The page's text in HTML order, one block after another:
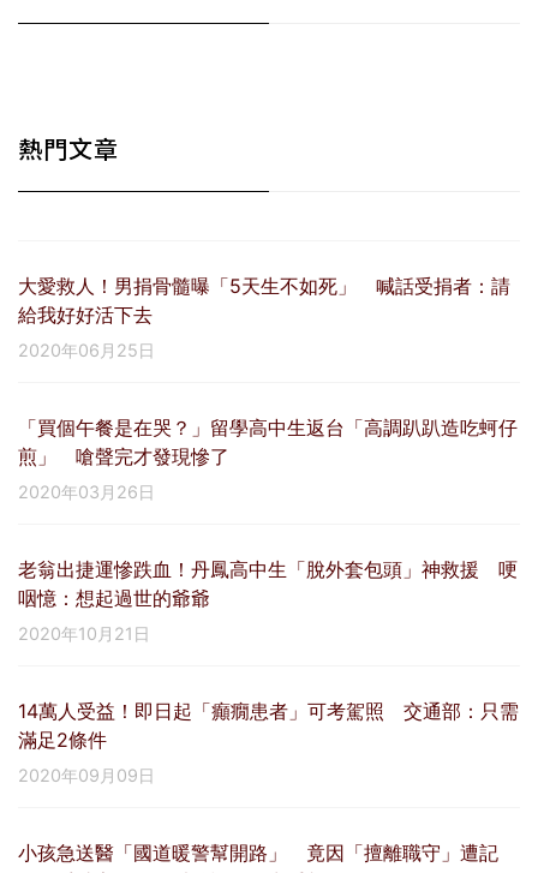
熱門文章
大愛救人！男捐骨髓曝「5天生不如死」 喊話受捐者：請
給我好好活下去
2020年06月25日
「買個午餐是在哭？」留學高中生返台「高調趴趴造吃蚵仔
煎」 嗆聲完才發現慘了
2020年03月26日
老翁出捷運慘跌血！丹鳳高中生「脫外套包頭」神救援 哽
咽憶：想起過世的爺爺
2020年10月21日
14萬人受益！即日起「癲癇患者」可考駕照 交通部：只需
滿足2條件
2020年09月09日
小孩急送醫「國道暖警幫開路」 竟因「擅離職守」遭記